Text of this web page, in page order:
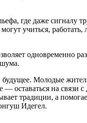
где даже сигналу
учиться, работать,
одновременно
шума.
будущее. Молодые
оставаться на связи
традиции, а
Идегел.